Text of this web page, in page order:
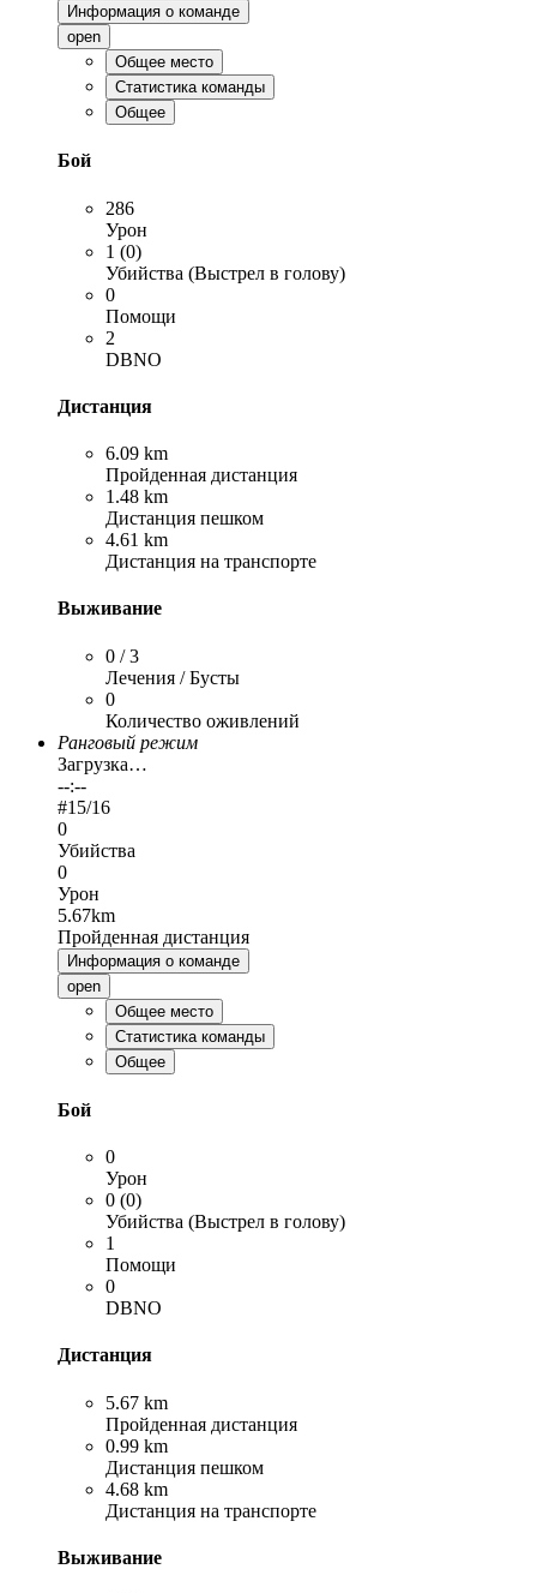
Информация о команде
open
Общее место
Статистика команды
Общее
Бой
286
Урон
1 (0)
Убийства (Выстрел в голову)
0
Помощи
2
DBNO
Дистанция
6.09 km
Пройденная дистанция
1.48 km
Дистанция пешком
4.61 km
Дистанция на транспорте
Выживание
0 / 3
Лечения / Бусты
0
Количество оживлений
Ранговый режим
Загрузка…
--:--
#15/16
0
Убийства
0
Урон
5.67km
Пройденная дистанция
Информация о команде
open
Общее место
Статистика команды
Общее
Бой
0
Урон
0 (0)
Убийства (Выстрел в голову)
1
Помощи
0
DBNO
Дистанция
5.67 km
Пройденная дистанция
0.99 km
Дистанция пешком
4.68 km
Дистанция на транспорте
Выживание